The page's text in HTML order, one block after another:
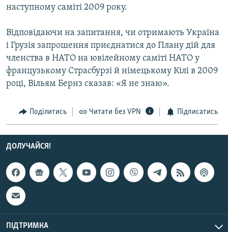
наступному саміті 2009 року.
Відповідаючи на запитання, чи отримають Україна
і Грузія запрошення приєднатися до Плану дій для
членства в НАТО на ювілейному саміті НАТО у
французькому Страсбурзі й німецькому Кілі в 2009
році, Вільям Бернз сказав: «Я не знаю».
Поділитись Читати без VPN Підписатись
ДОЛУЧАЙСЯ!
ПІДТРИМКА